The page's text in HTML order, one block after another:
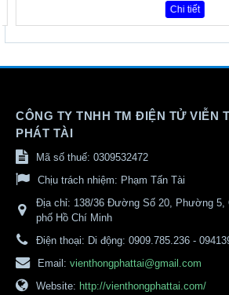
Chi tiết
CÔNG TY TNHH TM ĐIỆN TỬ VIỄN
PHÁT TÀI
Mã số thuế: 0309532472
Chịu trách nhiệm: Phạm Tấn Tài
Địa chỉ: 138/36 Đường Số 20, Phường 5,
phố Hồ Chí Minh
Điện thoại: Di động: 0909.785.236 -
Email: vienthongphattai@gmail.com
Website: http://vienthongphattai.com/